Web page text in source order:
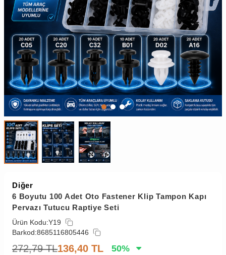
Diğer
6 Boyutu 100 Adet Oto Fastener Klip Tampon Kapı
Pervazı Tutucu Raptiye Seti
Ürün Kodu:Y19
Barkod:8685116805446
272,79 TL136,40 TL 50%